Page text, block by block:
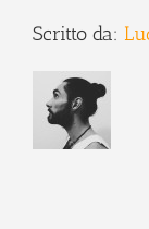
Scritto da: